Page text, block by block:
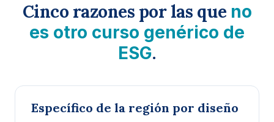
Cinco razones por las que no
es otro curso genérico de
ESG.
Específico de la región por diseño